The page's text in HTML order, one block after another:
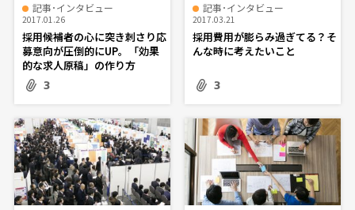
記事･インタビュー
2017.01.26
採用候補者の心に突き刺さり応
募意向が圧倒的にUP。「効果
的な求人原稿」の作り方
3
記事･インタビュー
2017.03.21
採用費用が膨らみ過ぎてる？そ
んな時に考えたいこと
3